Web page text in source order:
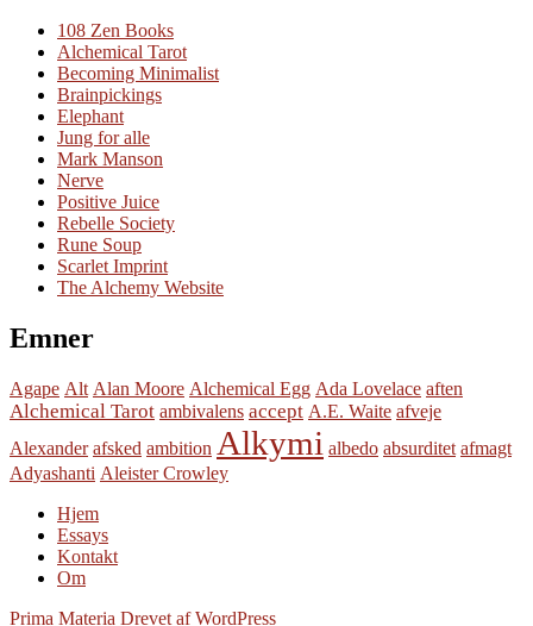
108 Zen Books
Alchemical Tarot
Becoming Minimalist
Brainpickings
Elephant
Jung for alle
Mark Manson
Nerve
Positive Juice
Rebelle Society
Rune Soup
Scarlet Imprint
The Alchemy Website
Emner
Agape Alt Alan Moore Alchemical Egg Ada Lovelace aften
Alchemical Tarot ambivalens accept A.E. Waite afveje
Alexander afsked ambition Alkymi albedo absurditet afmagt
Adyashanti Aleister Crowley
Hjem
Essays
Kontakt
Om
Prima Materia Drevet af WordPress